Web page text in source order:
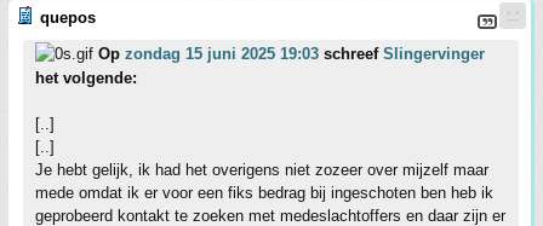
quepos
Op zondag 15 juni 2025 19:03 schreef Slingervinger
het volgende:
[..]
[..]
Je hebt gelijk, ik had het overigens niet zozeer over mijzelf maar
mede omdat ik er voor een fiks bedrag bij ingeschoten ben heb ik
geprobeerd kontakt te zoeken met medeslachtoffers en daar zijn er